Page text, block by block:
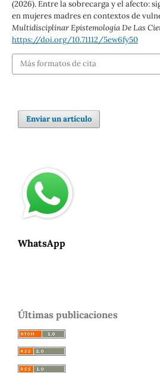
(2026). Entre la sobrecarga y el afecto:
en mujeres madres en contextos de
Multidisciplinar Epistemología De Las
https://doi.org/10.71112/5ew6fy50
Más formatos de cita
Enviar un artículo
WhatsApp
Últimas publicaciones